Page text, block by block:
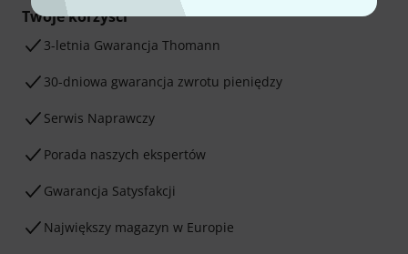
Twoje korzyści
3-letnia Gwarancja Thomann
30-dniowa gwarancja zwrotu pieniędzy
Serwis Naprawczy
Porada naszych ekspertów
Gwarancja Satysfakcji
Największy magazyn w Europie